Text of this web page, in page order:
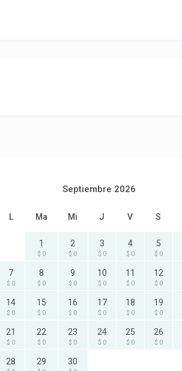
Septiembre 2026
L Ma Mi J V S
1
$ 0
2
$ 0
3
$ 0
4
$ 0
5
$ 0
7
$ 0
8
$ 0
9
$ 0
10
$ 0
11
$ 0
12
$ 0
14
$ 0
15
$ 0
16
$ 0
17
$ 0
18
$ 0
19
$ 0
21
$ 0
22
$ 0
23
$ 0
24
$ 0
25
$ 0
26
$ 0
28 29 30